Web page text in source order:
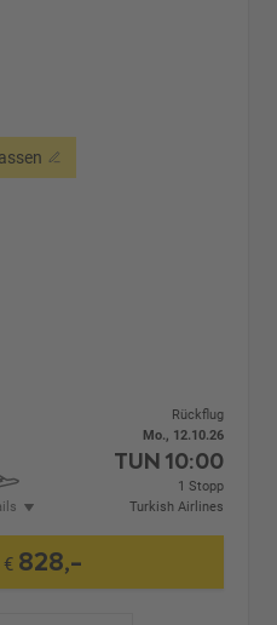
Rückflug
Mo., 12.10.26
TUN 10:00
1 Stopp
Turkish Airlines
€ 828,-